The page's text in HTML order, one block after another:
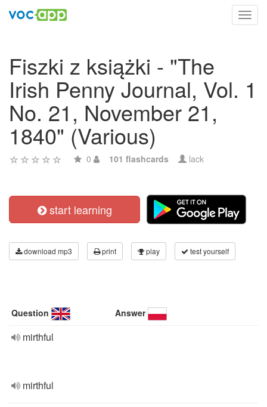
Fiszki z książki - "The
Irish Penny Journal, Vol. 1
No. 21, November 21,
1840" (Various)
0 101 flashcards lack
start learning
download mp3 print play test yourself
Question Answer
mirthful
mirthful